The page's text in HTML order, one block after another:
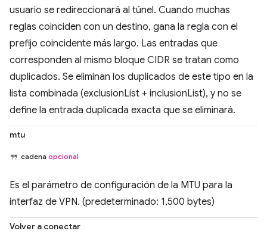
usuario se redireccionará al túnel. Cuando muchas
reglas coinciden con un destino, gana la regla con el
prefijo coincidente más largo. Las entradas que
corresponden al mismo bloque CIDR se tratan como
duplicados. Se eliminan los duplicados de este tipo en la
lista combinada (exclusionList + inclusionList), y no se
define la entrada duplicada exacta que se eliminará.
mtu
cadena opcional
Es el parámetro de configuración de la MTU para la
interfaz de VPN. (predeterminado: 1,500 bytes)
Volver a conectar